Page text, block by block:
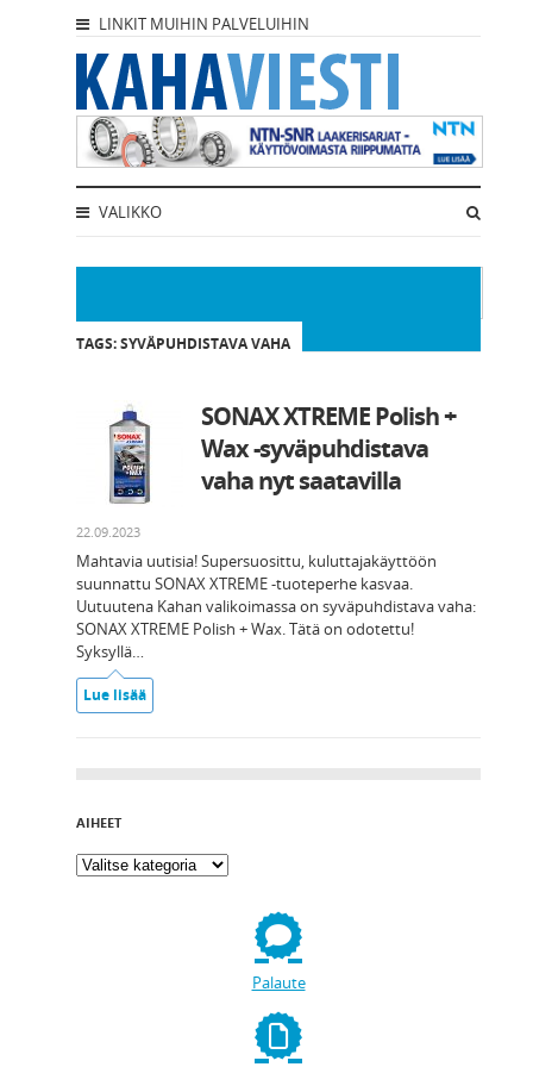
LINKIT MUIHIN PALVELUIHIN
VALIKKO
TAGS: SYVÄPUHDISTAVA VAHA
SONAX XTREME Polish +
Wax -syväpuhdistava
vaha nyt saatavilla
22.09.2023
Mahtavia uutisia! Supersuosittu, kuluttajakäyttöön
suunnattu SONAX XTREME -tuoteperhe kasvaa.
Uutuutena Kahan valikoimassa on syväpuhdistava vaha:
SONAX XTREME Polish + Wax. Tätä on odotettu!
Syksyllä…
Lue lisää
AIHEET
Palaute